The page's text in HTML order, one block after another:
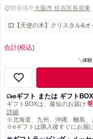
開催場所大阪市 住吉区長居東
【天使の木】クリスタル&
合計(税込)
体
eギフト または ギフト
ギフトBOXは、最短のお届け
詳細
※北海道、九州、沖縄、離島、
※eギフトは購入後すぐにお届